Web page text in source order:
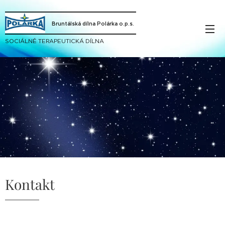
Bruntálská dílna Polárka o.p.s.
SOCIÁLNĚ TERAPEUTICKÁ DÍLNA
Kontakt